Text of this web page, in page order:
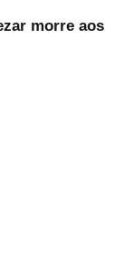
morre aos